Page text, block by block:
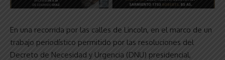
En una recorrida por las calles de Lincoln, en el marco de un
trabajo periodístico permitido por las resoluciones del
Decreto de Necesidad y Urgencia (DNU) presidencial,